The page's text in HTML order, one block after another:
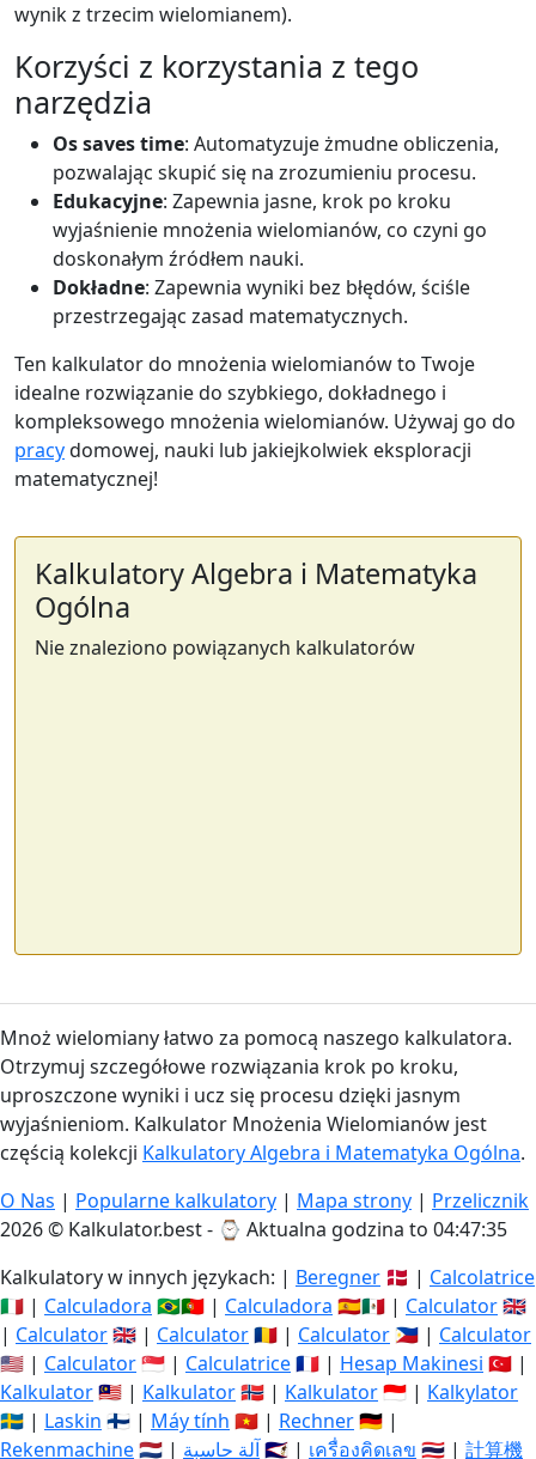
wynik z trzecim wielomianem).
Korzyści z korzystania z tego
narzędzia
Os saves time: Automatyzuje żmudne obliczenia,
pozwalając skupić się na zrozumieniu procesu.
Edukacyjne: Zapewnia jasne, krok po kroku
wyjaśnienie mnożenia wielomianów, co czyni go
doskonałym źródłem nauki.
Dokładne: Zapewnia wyniki bez błędów, ściśle
przestrzegając zasad matematycznych.
Ten kalkulator do mnożenia wielomianów to Twoje
idealne rozwiązanie do szybkiego, dokładnego i
kompleksowego mnożenia wielomianów. Używaj go do
pracydomowej, nauki lub jakiejkolwiek eksploracji
matematycznej!
Kalkulatory Algebra i Matematyka
Ogólna
Nie znaleziono powiązanych kalkulatorów
Mnoż wielomiany łatwo za pomocą naszego kalkulatora.
Otrzymuj szczegółowe rozwiązania krok po kroku,
uproszczone wyniki i ucz się procesu dzięki jasnym
wyjaśnieniom. Kalkulator Mnożenia Wielomianów jest
częścią kolekcji Kalkulatory Algebra i Matematyka Ogólna.
O Nas | Popularne kalkulatory | Mapa strony | Przelicznik
2026 © Kalkulator.best - ⌚ Aktualna godzina to 04:47:35
Kalkulatory w innych językach: | Beregner 🇩🇰 | Calcolatrice
🇮🇹 | Calculadora 🇧🇷🇵🇹 | Calculadora 🇪🇸🇲🇽 | Calculator🇬🇧
| Calculator🇬🇧 | Calculator🇷🇴 | Calculator 🇵🇭 | Calculator
🇺🇸 | Calculator🇸🇬 | Calculatrice🇫🇷 | Hesap Makinesi 🇹🇷 |
Kalkulator🇲🇾 | Kalkulator🇳🇴 | Kalkulator🇮🇩 | Kalkylator
🇸🇪 | Laskin 🇫🇮 | Máy tính 🇻🇳 | Rechner🇩🇪 |
Rekenmachine🇳🇱 | آلة حاسبة🇸🇦 | เครื่องคิดเลข 🇹🇭 | 計算機